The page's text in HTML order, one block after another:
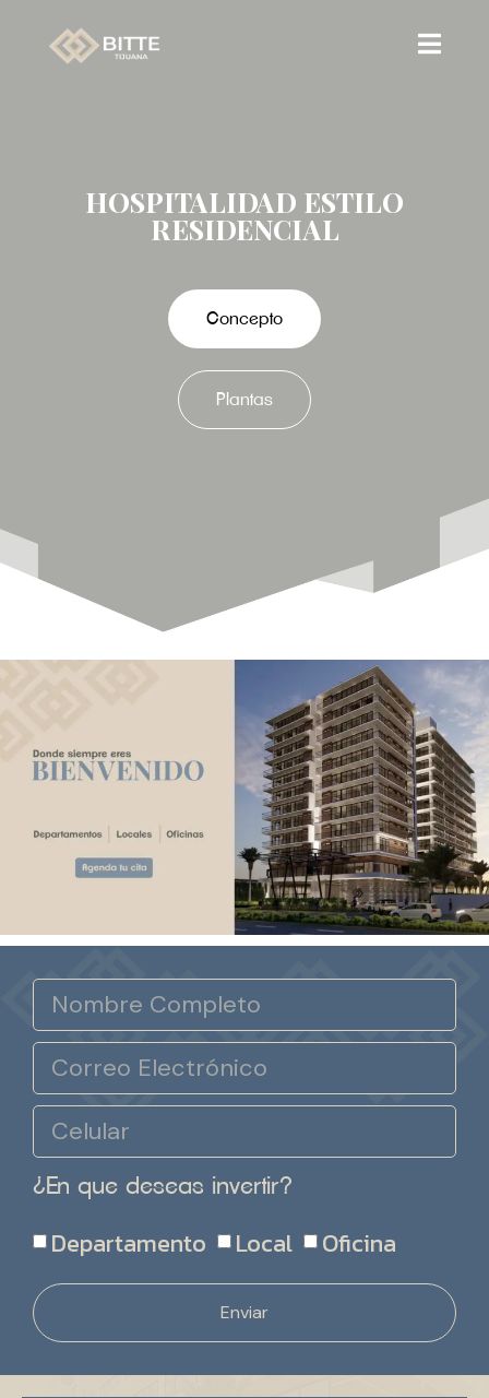
Hospitalidad estilo
Residencial
Concepto
Plantas
¿En que deseas invertir?
Departamento Local Oficina
Enviar